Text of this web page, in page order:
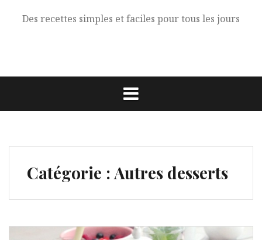
Des recettes simples et faciles pour tous les jours
Catégorie :Autres desserts